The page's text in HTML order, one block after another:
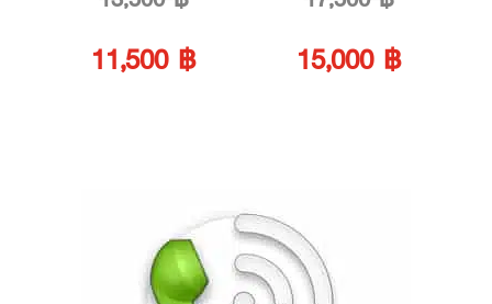
13,500 ฿.
11,500 ฿.
17,500 ฿.
15,000